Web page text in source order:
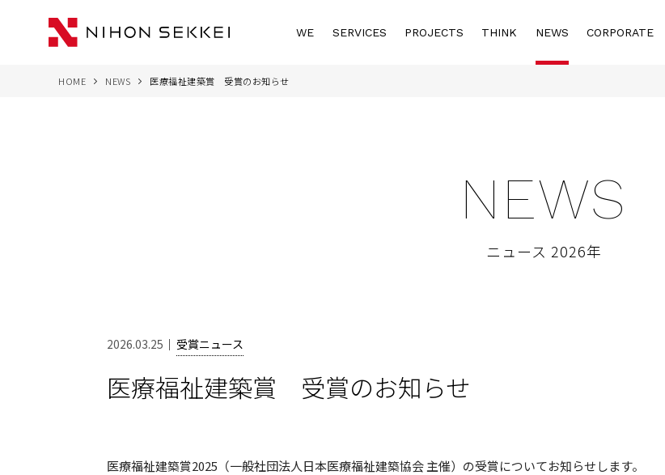
WE SERVICES PROJECTS THINK NEWS CORPORATE
HOME NEWS 医療福祉建築賞 受賞のお知らせ
NEWS
ニュース 2026年
2026.03.25 受賞ニュース
医療福祉建築賞 受賞のお知らせ
医療福祉建築賞2025（一般社団法人日本医療福祉建築協会 主催）の受賞についてお知らせします。